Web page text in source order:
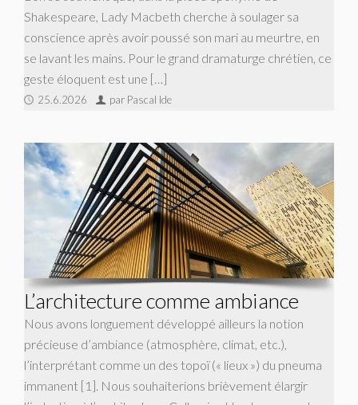
Shakespeare, Lady Macbeth cherche à soulager sa
conscience après avoir poussé son mari au meurtre, en
se lavant les mains. Pour le grand dramaturge chrétien, ce
geste éloquent est une […]
25.6.2026 par Pascal Ide
L’architecture comme ambiance
Nous avons longuement développé ailleurs la notion
précieuse d’ambiance (atmosphère, climat, etc.),
l’interprétant comme un des topoï (« lieux ») du pneuma
immanent [1]. Nous souhaiterions brièvement élargir